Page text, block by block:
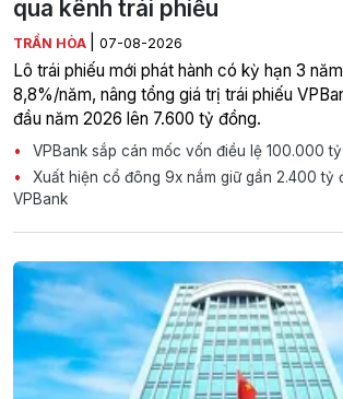
qua kênh trái phiếu
TRẦN HÒA 07-08-2026
Lô trái phiếu mới phát hành có kỳ hạn 3
8,8%/năm, nâng tổng giá trị trái phiếu
đầu năm 2026 lên 7.600 tỷ đồng.
VPBank sắp cán mốc vốn điều lệ 100.000
Xuất hiện cổ đông 9x nắm giữ gần 2.400 tỷ
VPBank